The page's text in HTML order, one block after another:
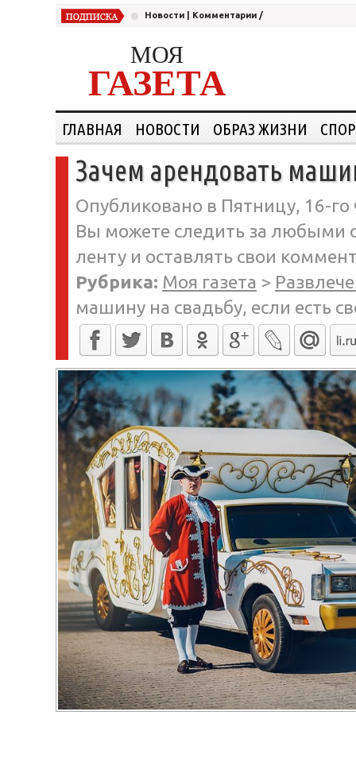
Новости Комментарии /
МОЯ
ГАЗЕТА
ГЛАВНАЯ НОВОСТИ ОБРАЗ ЖИЗНИ
Зачем арендовать
Опубликовано в Пятницу, 16-
Вы можете следить за любыми
ленту и оставлять свои
Рубрика: Моя газета >
машину на свадьбу, если есть